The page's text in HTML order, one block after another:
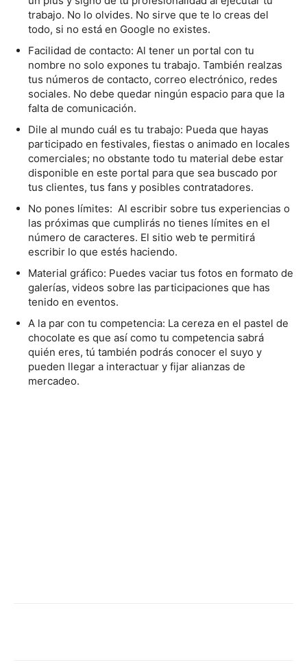
trabajo. No lo olvides. No sirve que te lo creas del
todo, si no está en Google no existes.
Facilidad de contacto: Al tener un portal con tu
nombre no solo expones tu trabajo. También realzas
tus números de contacto, correo electrónico, redes
sociales. No debe quedar ningún espacio para que la
falta de comunicación.
Dile al mundo cuál es tu trabajo: Pueda que hayas
participado en festivales, fiestas o animado en locales
comerciales; no obstante todo tu material debe estar
disponible en este portal para que sea buscado por
tus clientes, tus fans y posibles contratadores.
No pones límites: Al escribir sobre tus experiencias o
las próximas que cumplirás no tienes límites en el
número de caracteres. El sitio web te permitirá
escribir lo que estés haciendo.
Material gráfico: Puedes vaciar tus fotos en formato de
galerías, videos sobre las participaciones que has
tenido en eventos.
A la par con tu competencia: La cereza en el pastel de
chocolate es que así como tu competencia sabrá
quién eres, tú también podrás conocer el suyo y
pueden llegar a interactuar y fijar alianzas de
mercadeo.